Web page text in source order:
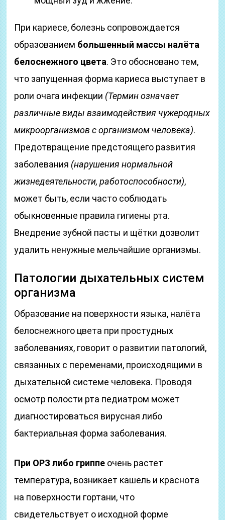
При кариесе, болезнь сопровождается
образованием большенный массы налёта
белоснежного цвета. Это обосновано тем,
что запущенная форма кариеса выступает в
роли очага инфекции (Термин означает
различные виды взаимодействия чужеродных
микроорганизмов с организмом человека).
Предотвращение предстоящего развития
заболевания (нарушения нормальной
жизнедеятельности, работоспособности),
может быть, если часто соблюдать
обыкновенные правила гигиены рта.
Внедрение зубной пасты и щётки дозволит
удалить ненужные мельчайшие организмы.
Патологии дыхательных систем
организма
Образование на поверхности языка, налёта
белоснежного цвета при простудных
заболеваниях, говорит о развитии патологий,
связанных с переменами, происходящими в
дыхательной системе человека. Проводя
осмотр полости рта педиатром может
диагностироваться вирусная либо
бактериальная форма заболевания.
При ОРЗ либо гриппе очень растет
температура, возникает кашель и краснота
на поверхности гортани, что
свидетельствует о исходной форме